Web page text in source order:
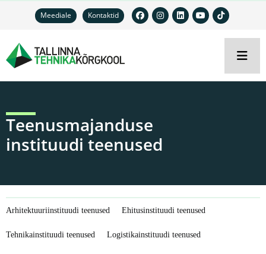
Meediale Kontaktid
Teenusmajanduse
instituudi teenused
Arhitektuuriinstituudi teenused Ehitusinstituudi teenused
Tehnikainstituudi teenused Logistikainstituudi teenused